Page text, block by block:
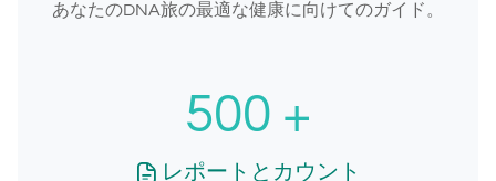
あなたのDNA旅の最適な健康に向けてのガイド。
500 +
レポートとカウント